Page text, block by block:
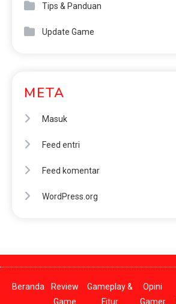
Tips & Panduan
Update Game
META
Masuk
Feed entri
Feed komentar
WordPress.org
Beranda
Review
Game
Gameplay &
Fitur
Opini
Gamer